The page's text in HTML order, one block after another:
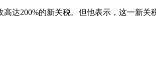
达200%的新关税。但他表示，这一新关